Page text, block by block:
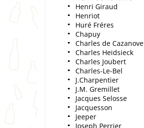
Henri Giraud
Henriot
Huré Fréres
Chapuy
Charles de Cazanove
Charles Heidsieck
Charles Joubert
Charles-Le-Bel
J.Charpentier
J.M. Gremillet
Jacques Selosse
Jacquesson
Jeeper
Joseph Perrier